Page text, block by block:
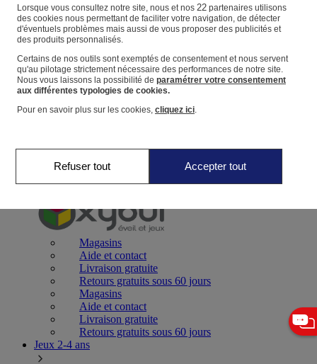
Vos informations personnelles
Suivre une commande
Magasin
Panier
Favoris
Jeux 0-2 ans
Magasins
Aide et contact
Livraison gratuite
Retours gratuits sous 60 jours
Magasins
Aide et contact
Livraison gratuite
Retours gratuits sous 60 jours
Jeux 2-4 ans
Lorsque vous consultez notre site, nous et nos 22partenaires utilisons
des cookies nous permettant de faciliter votre navigation, de détecter
d'éventuels problèmes mais aussi de vous proposer des publicités et
des produits personnalisés.
Certains de nos outils sont exemptés de consentement et nous servent
qu'au pilotage strictement nécessaire des performances de notre site.
Nous vous laissons la possibilité de paramétrer votre consentement
aux différentes typologies de cookies.
Pour en savoir plus sur les cookies, cliquez ici.
Refuser tout Accepter tout